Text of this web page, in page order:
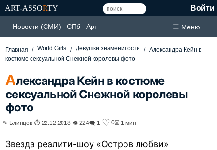
ART-ASSORTY Войти
Новости (СМИ) СПб Арт ☰ Меню
Главная World Girls Девушки знаменитости
Александра Кейн в
костюме сексуальной Снежной королевы фото
Александра Кейн в костюме
сексуальной Снежной королевы
фото
✎ Блинцов ⏱ 22.12.2018 👁 224🗨 1 ♡ 0⏳ 1 мин
Звезда реалити-шоу «Остров любви»